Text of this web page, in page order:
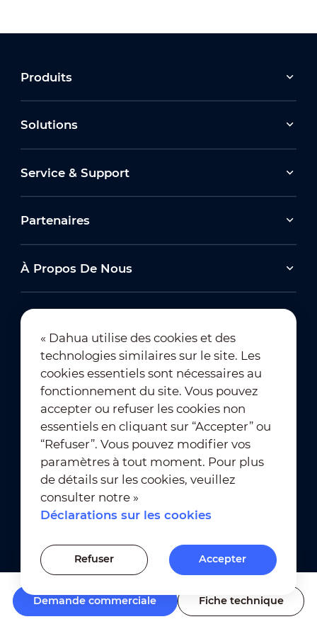
Demande commerciale Fiche technique
Produits
Solutions
Service & Support
Partenaires
À Propos De Nous
Abonnement à la newsletter
Conditions d’utilisation
｜
Conformité à la vie privée
Paramètres des cookies
« Dahua utilise des cookies et des
technologies similaires sur le site. Les
cookies essentiels sont nécessaires au
fonctionnement du site. Vous pouvez
accepter ou refuser les cookies non
essentiels en cliquant sur “Accepter” ou
“Refuser”. Vous pouvez modifier vos
paramètres à tout moment. Pour plus
de détails sur les cookies, veuillez
consulter notre »
Déclarations sur les cookies
Refuser Accepter